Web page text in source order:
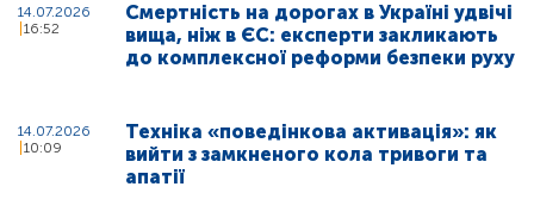
14.07.2026
16:52
Смертність на дорогах в Україні удвічі
вища, ніж в ЄС: експерти закликають
до комплексної реформи безпеки руху
14.07.2026
10:09
Техніка «поведінкова активація»: як
вийти з замкненого кола тривоги та
апатії